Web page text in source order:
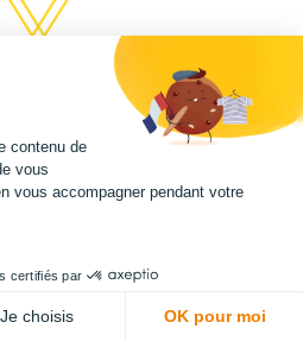
disponible en format 750g.
contenu de
vous
vous accompagner pendant votre
certifiés par
Je choisis OK pour moi